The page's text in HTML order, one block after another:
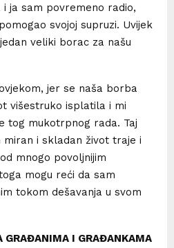
ja sam povremeno radio,
svojoj supruzi. Uvijek
veliki borac za našu
jer se naša borba
višestruko isplatila i mi
tog mukotrpnog rada. Taj
i skladan život traje i
mnogo povoljnijim
mogu reći da sam
tokom dešavanja u svom
GRAĐANIMA I GRAĐANKAMA